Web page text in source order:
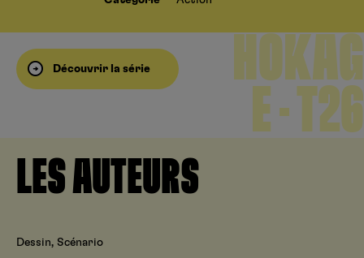
Découvrir la série
HOKAG
E – T26
LES AUTEURS
Dessin, Scénario